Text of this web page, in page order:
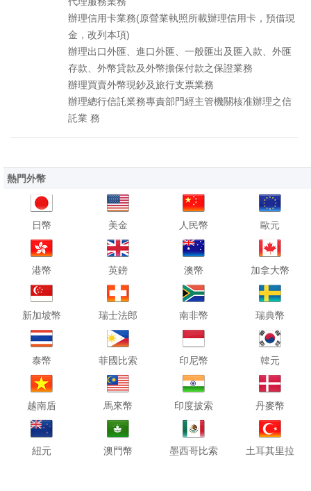
辦理信用卡業務(原營業執照所載辦理信用卡，預借現
金，改列本項)
辦理出口外匯、進口外匯、一般匯出及匯入款、外匯
存款、外幣貸款及外幣擔保付款之保證業務
辦理買賣外幣現鈔及旅行支票業務
辦理總行信託業務專責部門經主管機關核准辦理之信
託業 務
熱門外幣
日幣 美金 人民幣 歐元
港幣 英鎊 澳幣 加拿大幣
新加坡幣 瑞士法郎 南非幣 瑞典幣
泰幣 菲國比索 印尼幣 韓元
越南盾 馬來幣 印度披索 丹麥幣
紐元 澳門幣 墨西哥比索 土耳其里拉